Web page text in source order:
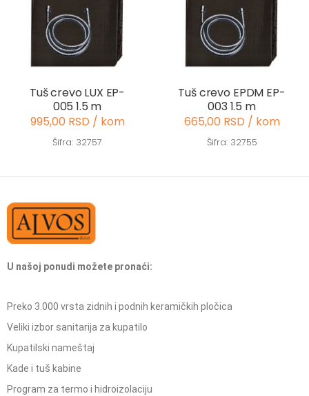
Tuš crevo LUX EP-
005 1.5 m
995,00 RSD / kom
Šifra: 32757
Tuš crevo EPDM EP-
003 1.5 m
665,00 RSD / kom
Šifra: 32755
U našoj ponudi možete pronaći:
Preko 3.000 vrsta zidnih i podnih keramičkih pločica
Veliki izbor sanitarija za kupatilo
Kupatilski nameštaj
Kade i tuš kabine
Program za termo i hidroizolaciju